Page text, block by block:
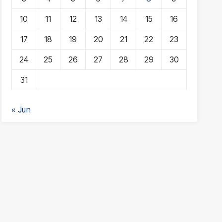
10 11 12 13 14 15 16
17 18 19 20 21 22 23
24 25 26 27 28 29 30
31
« Jun